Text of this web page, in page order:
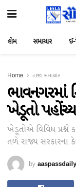
હોમ સમાચાર
Home તાજા સમાચાર
ભાવનગરમાં
ખેડૂતો
ખેડૂતોએ વિવિધ પ્રશ્ને
તળે રાજ્ય સરકારના
by aaspassdaily